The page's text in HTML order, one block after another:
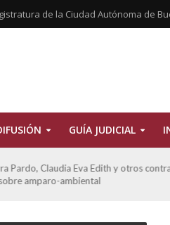
de la Ciudad Autónoma de
GUÍA JUDICIAL
Claudia Eva Edith y otros contra GCBA
ambiental